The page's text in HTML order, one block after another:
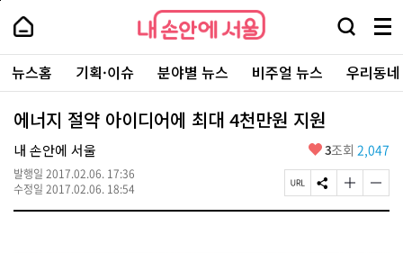
본
로
가
내
손
안
에
서
울
-
서
울
시
대
표
소
내
손
에
울
검
창
열
기
메
뉴
전
체
보
주
요
서
뉴스홈 기획·이슈 분야별 뉴스 비주얼 뉴스 우리동
에너지 절약 아이디어에 최대 4천만원 지원
내 손안에 서울
발행일 2017.02.06. 17:36
수정일 2017.02.06. 18:54
좋
요
3조회 2,047
페
이
S
N
글
자
글
자
페
상
단
로